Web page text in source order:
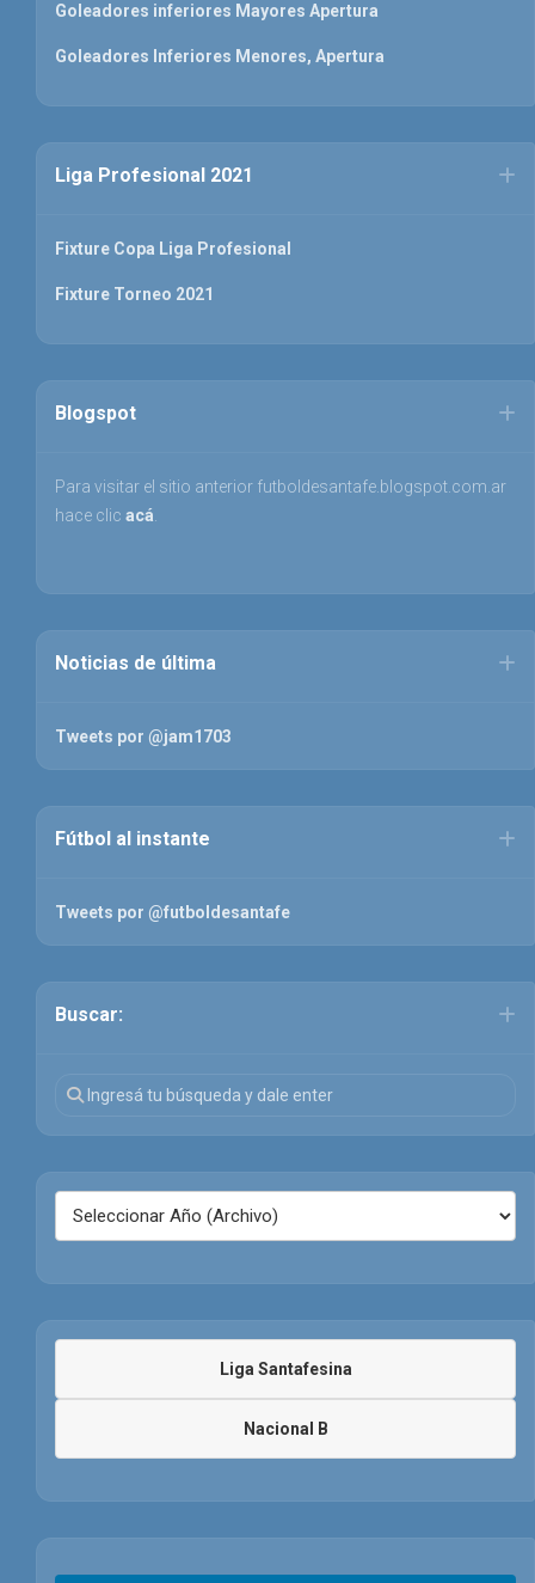
Goleadores inferiores Mayores Apertura
Goleadores Inferiores Menores, Apertura
Liga Profesional 2021
Fixture Copa Liga Profesional
Fixture Torneo 2021
Blogspot
Para visitar el sitio anterior futboldesantafe.blogspot.com.ar
hace clic acá.
Noticias de última
Tweets por @jam1703
Fútbol al instante
Tweets por @futboldesantafe
Buscar:
Liga Santafesina
Nacional B